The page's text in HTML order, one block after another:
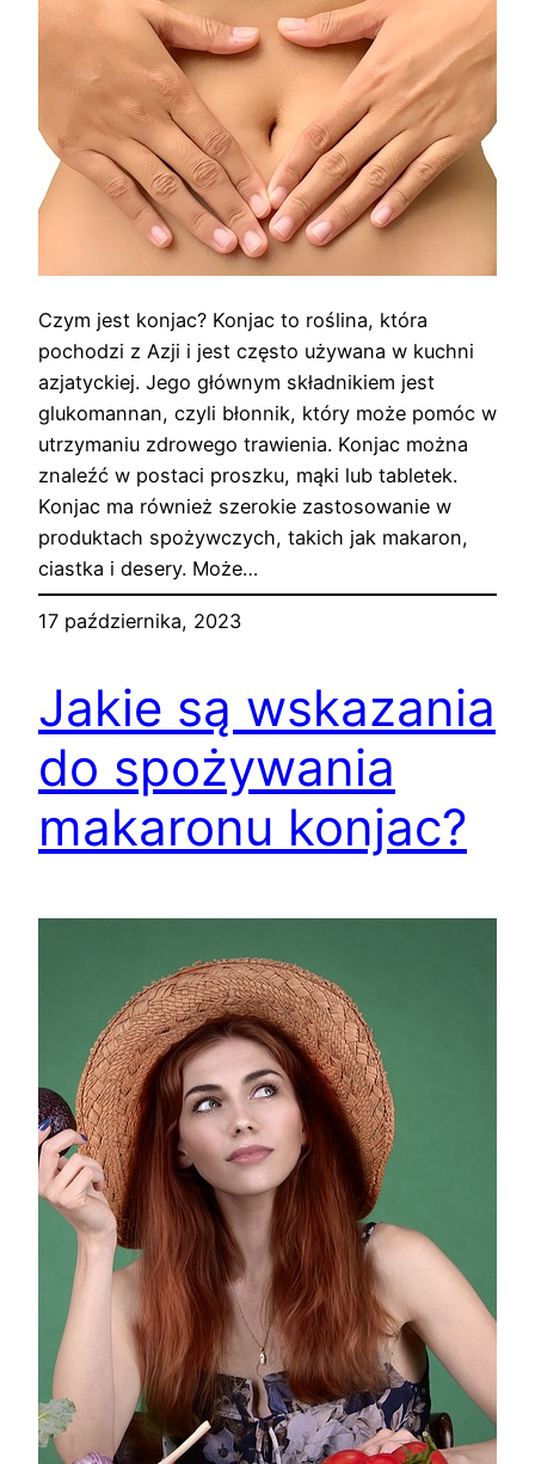
Czym jest konjac? Konjac to roślina, która
pochodzi z Azji i jest często używana w kuchni
azjatyckiej. Jego głównym składnikiem jest
glukomannan, czyli błonnik, który może pomóc w
utrzymaniu zdrowego trawienia. Konjac można
znaleźć w postaci proszku, mąki lub tabletek.
Konjac ma również szerokie zastosowanie w
produktach spożywczych, takich jak makaron,
ciastka i desery. Może…
17 października, 2023
Jakie są wskazania
do spożywania
makaronu konjac?